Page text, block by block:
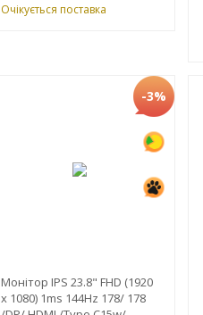
Очікується поставка
-3%
Монітор IPS 23.8" FHD (1920
x 1080) 1ms 144Hz 178/ 178